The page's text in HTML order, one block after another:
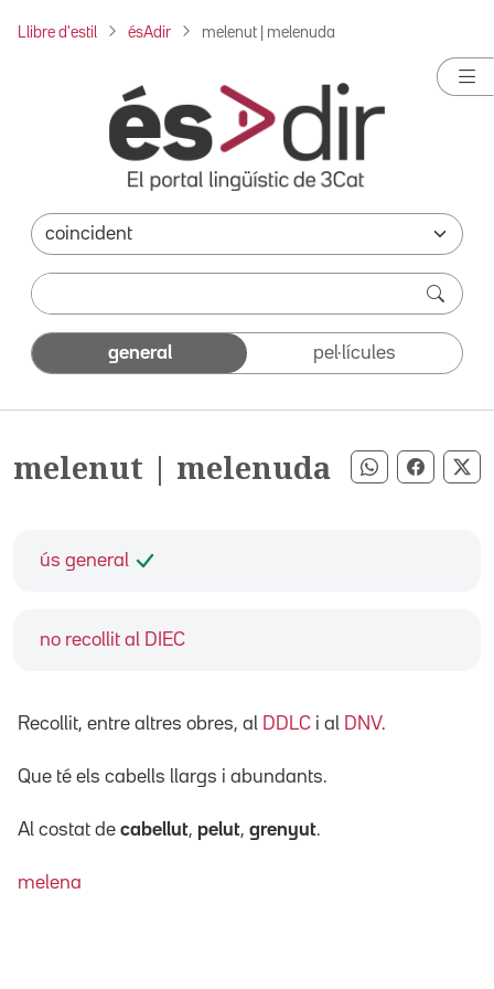
Llibre d'estil ésAdir melenut | melenuda
general pel·lícules
melenut | melenuda Compartir
ús general
no recollit al DIEC
Recollit, entre altres obres, al DDLC i al DNV.
Que té els cabells llargs i abundants.
Al costat de cabellut, pelut, grenyut.
melena